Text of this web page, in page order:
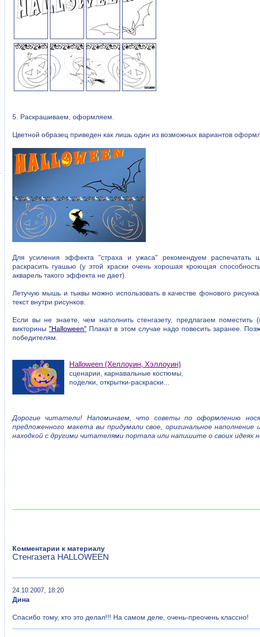
5. Раскрашиваем, оформляем.
Цветной образец приведен как лишь один из возможных вариантов
Для усиления эффекта "страха и ужаса" рекомендуем
раскрасить гуашью (у этой краски очень хорошая кроющая
акварель такого эффекта не дает).
Летучую мышь и тыквы можно использовать в качестве фонового
текст внутри рисунков.
Если вы не знаете, чем наполнить стенгазету, предлагаем
викторины"Halloween" Плакат в этом случае надо повесить заранее.
победителям.
Halloween (Хеллоуин, Хэллоуин)
сценарии, карнавальные костюмы,
поделки, открытки-раскраски...
Дорогие читатели! Напоминаем, что советы по оформлению
предложенного макета вы придумали свое, оригинальное
находкой с другими читателями портала или напишите о своих идеях
Комментарии к материалу
Стенгазета HALLOWEEN
24.10.2007, 18:20
Дина
Спасибо тому, кто это делал!!! На самом деле, очень-преочень классно!